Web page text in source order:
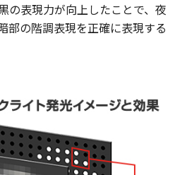
の表現力が向上したことで、夜
部の階調表現を正確に表現する